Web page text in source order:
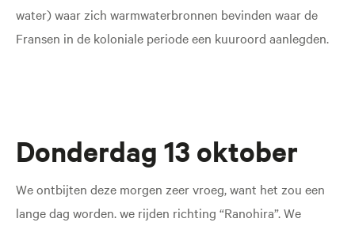
water) waar zich warmwaterbronnen bevinden waar de
Fransen in de koloniale periode een kuuroord aanlegden.
Donderdag 13 oktober
We ontbijten deze morgen zeer vroeg, want het zou een
lange dag worden. we rijden richting “Ranohira”. We